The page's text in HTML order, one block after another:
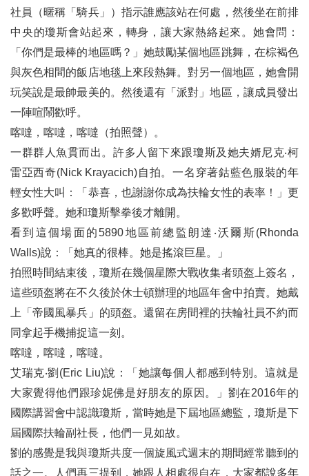
社員（暱稱「騎兵」）指示誰應該站在何處，然後坐在前排
中央的瓊斯會站起來，轉身，讓大家熱絡起來。她會問：
「你們是最棒的地區嗎？」她鼓勵某個地區跳舞，在棕褐色
與灰色相間的飯店地毯上來段熱舞。對另一個地區，她會開
玩笑說是最帥最美的。然後還有「派對」地區，讓成員發出
一陣喧鬧歡呼。
喀噠，喀噠，喀噠（拍照聲）。
一群群人魚貫而出。許多人留下來跟瓊斯及她夫婿尼克‧柯
雷亞西奇(Nick Krayacich)自拍。一名穿著鈷藍色服裝的年
輕女性大叫：「恭喜，也謝謝你成為扶輪女性的表率！」更
多歡呼聲。她和瓊斯擊拳後才離開。
看到這個場面的5890地區前總監朗達‧沃爾斯(Rhonda
Walls)說：「她真的很棒。她是搖滾巨星。」
拍照時間結束後，瓊斯在幾個星際大戰收集者頭盔上簽名，
這些頭盔將在不久後於休士頓辦理的地區年會中拍賣。她戴
上「帝國風暴兵」的頭盔。還留在房間裡的扶輪社員不約而
同拿起手機捕捉這一刻。
喀噠，喀噠，喀噠。
艾瑞克‧劉(Eric Liu)說：「她讓每個人都感到特別。這就是
大家覺得他們跟珍妮佛是好朋友的原因。」劉在2016年的
國際講習會中認識瓊斯，當時她是下屆地區總監，瓊斯是下
屆國際扶輪副社長，他們一見如故。
劉的感覺是我與瓊斯共度一個旋風式週末的期間經常聽到的
話之一。人們再三提到，她跟人相處很自在，大家都說多年